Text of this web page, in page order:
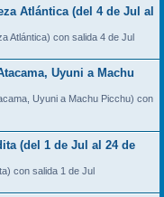
Atlántica (del 4 de Jul al
Atlántica) con salida 4 de Jul
Uyuni a Machu
Uyuni a Machu Picchu) con
(del 1 de Jul al 24 de
con salida 1 de Jul